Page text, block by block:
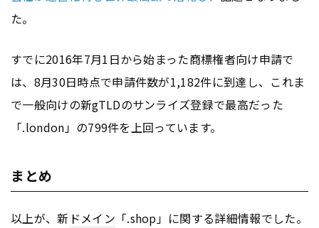
た。
すでに2016年7月1日から始まった商標権者向け申請で
は、8月30日時点で申請件数が1,182件に到達し、これま
で一般向けの新gTLDのサンライズ登録で最高だった
「.london」の799件を上回っています。
まとめ
以上が、新 ドメイン 「.shop」に関する詳細情報でした。